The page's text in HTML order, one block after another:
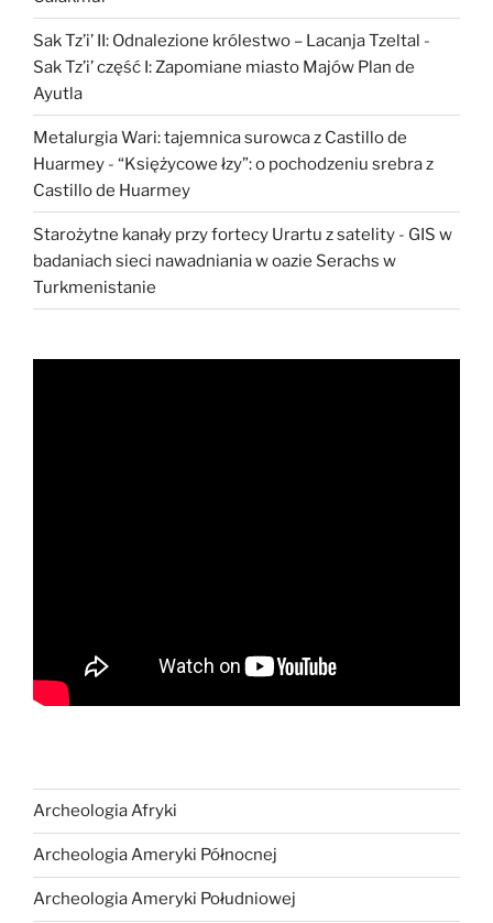
Sak Tz’i’ II: Odnalezione królestwo – Lacanja Tzeltal -
Sak Tz’i’ część I: Zapomiane miasto Majów Plan de
Ayutla
Metalurgia Wari: tajemnica surowca z Castillo de
Huarmey - “Księżycowe łzy”: o pochodzeniu srebra z
Castillo de Huarmey
Starożytne kanały przy fortecy Urartu z satelity - GIS w
badaniach sieci nawadniania w oazie Serachs w
Turkmenistanie
Archeologia Afryki
Archeologia Ameryki Północnej
Archeologia Ameryki Południowej